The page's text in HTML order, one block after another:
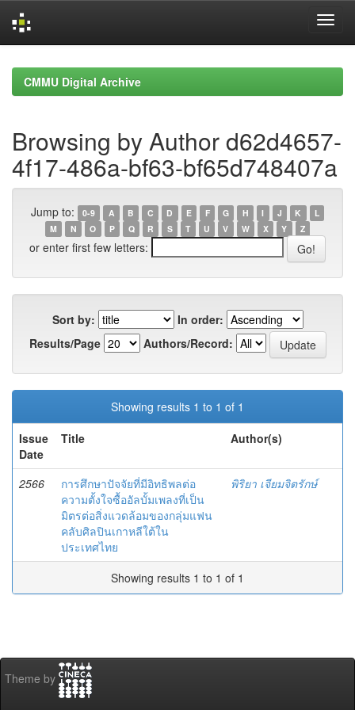
navigationCMMU Digital Archive
Browsing by Author d62d4657-
4f17-486a-bf63-bf65d748407a
Jump to: 0-9 A B C D E F G H I J K
L
M
N O P Q R S T U V W X Y Z
or enter first few letters:
Sort by:
In order:
Results/Page
Authors/Record:
Showing results 1 to 1 of 1
Issue
Date
Title Author(s)
2566
การศึกษาปัจจัยที่มีอิทธิพลต่อ
ความตั้งใจซื้ออัลบั้มเพลงที่เป็น
มิตรต่อสิ่งแวดล้อมของกลุ่มแฟน
คลับศิลปินเกาหลีใต้ใน
ประเทศไทย
พิริยา เจียมจิตรักษ์
Showing results 1 to 1 of 1
Theme by